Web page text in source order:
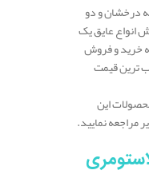
درخشان و دو
انواع عایق یک
خرید و فروش
ترین قیمت
این
مراجعه نمایید.